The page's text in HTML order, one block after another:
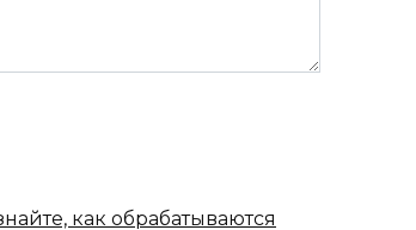
как обрабатываются